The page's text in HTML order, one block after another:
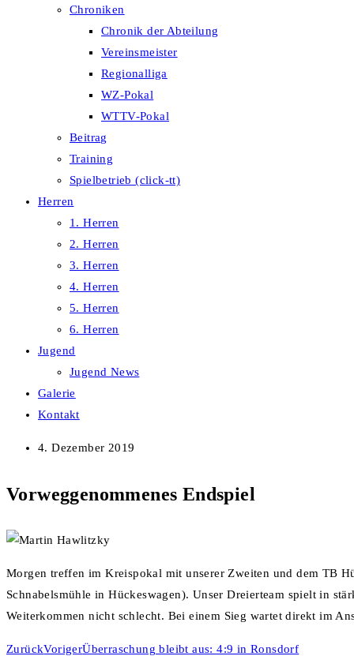
Chroniken
Chronik der Abteilung
Vereinsmeister
Regionalliga
WZ-Pokal
WTTV-Pokal
Beitrag
Training
Spielbetrieb (click-tt)
Herren
1. Herren
2. Herren
3. Herren
4. Herren
5. Herren
6. Herren
Jugend
Jugend News
Galerie
Kontakt
4. Dezember 2019
Vorweggenommenes Endspiel
Morgen treffen im Kreispokal mit unserer Zweiten und dem TB
Schnabelsmühle in Hückeswagen). Unser Dreierteam spielt in
Weiterkommen nicht schlecht. Bei einem Sieg wartet direkt im
ZurückVorigerÜberraschung bleibt aus: 4:9 in Ronsdorf